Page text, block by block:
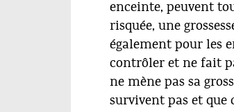
enceinte, peuvent
risquée, une
également pour les
contrôler et ne fait
ne mène pas sa
survivent pas et que